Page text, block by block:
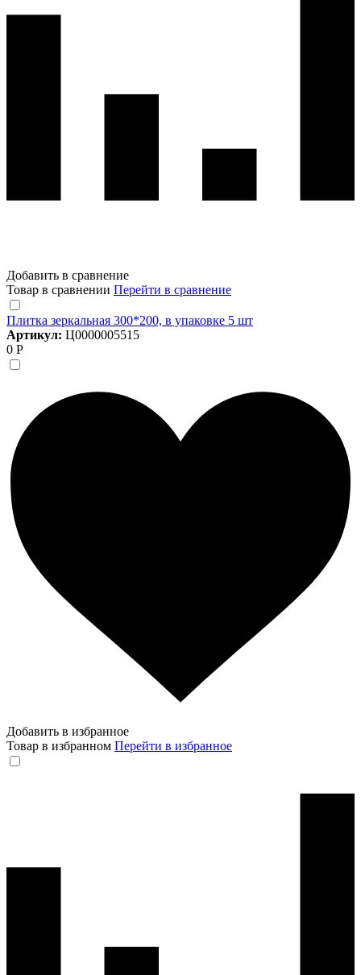
Добавить в сравнение
Товар в сравнении Перейти в сравнение
Плитка зеркальная 300*200, в упаковке 5 шт
Артикул: Ц0000005515
0 Р
Добавить в избранное
Товар в избранном Перейти в избранное